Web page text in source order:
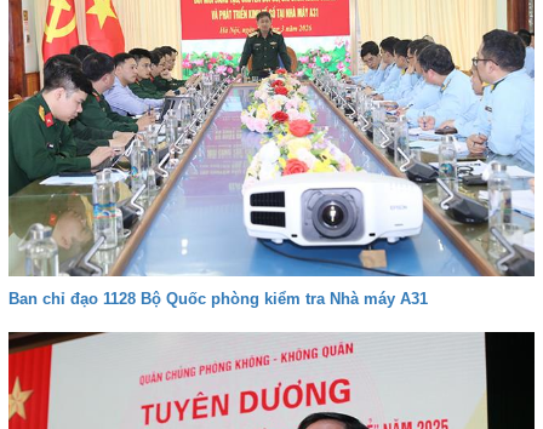
Ban chỉ đạo 1128 Bộ Quốc phòng kiểm tra Nhà máy A31